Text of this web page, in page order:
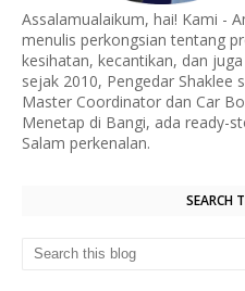
Assalamualaikum, hai! Kami -
menulis perkongsian tentang
kesihatan, kecantikan, dan
sejak 2010, Pengedar Shaklee
Master Coordinator dan Car
Menetap di Bangi, ada ready-
Salam perkenalan.
SEARCH